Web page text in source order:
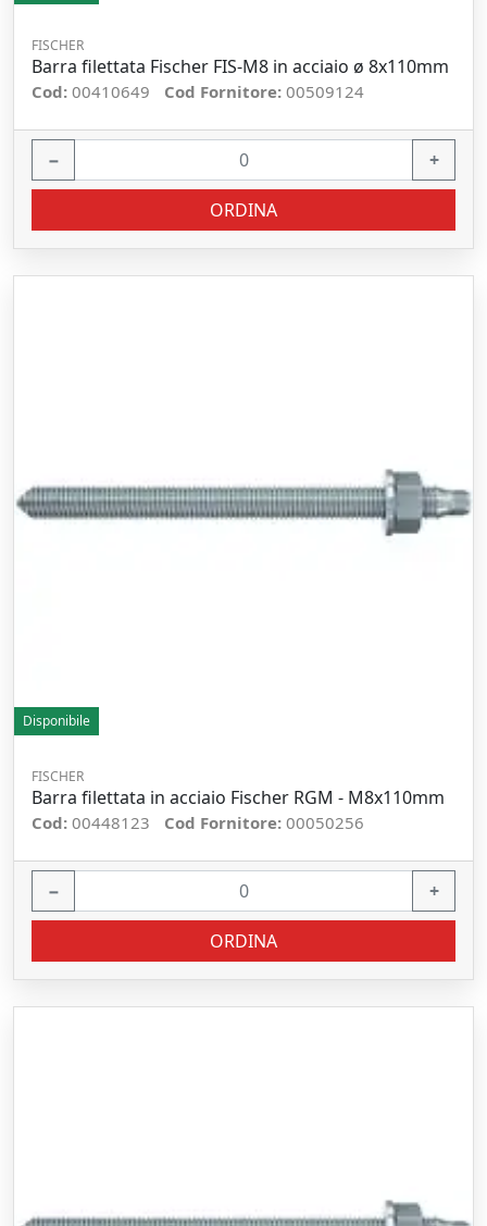
FISCHER
Barra filettata Fischer FIS-M8 in acciaio ø 8x110mm
Cod: 00410649 Cod Fornitore: 00509124
− +
ORDINA
Disponibile
FISCHER
Barra filettata in acciaio Fischer RGM - M8x110mm
Cod: 00448123 Cod Fornitore: 00050256
− +
ORDINA